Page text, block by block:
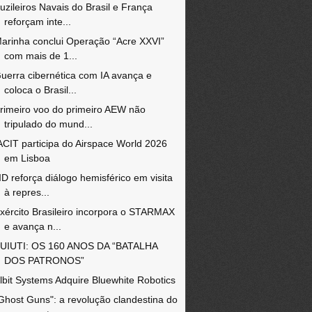
Navais do Brasil e França
reforçam inte...
conclui Operação “Acre XXVI”
com mais de 1...
cibernética com IA avança e
coloca o Brasil...
voo do primeiro AEW não
tripulado do mund...
participa do Airspace World 2026
em Lisboa
reforça diálogo hemisférico em visita
à repres...
Brasileiro incorpora o STARMAX
e avança n...
OS 160 ANOS DA “BATALHA
DOS PATRONOS”
Systems Adquire Bluewhite Robotics
Guns": a revolução clandestina do